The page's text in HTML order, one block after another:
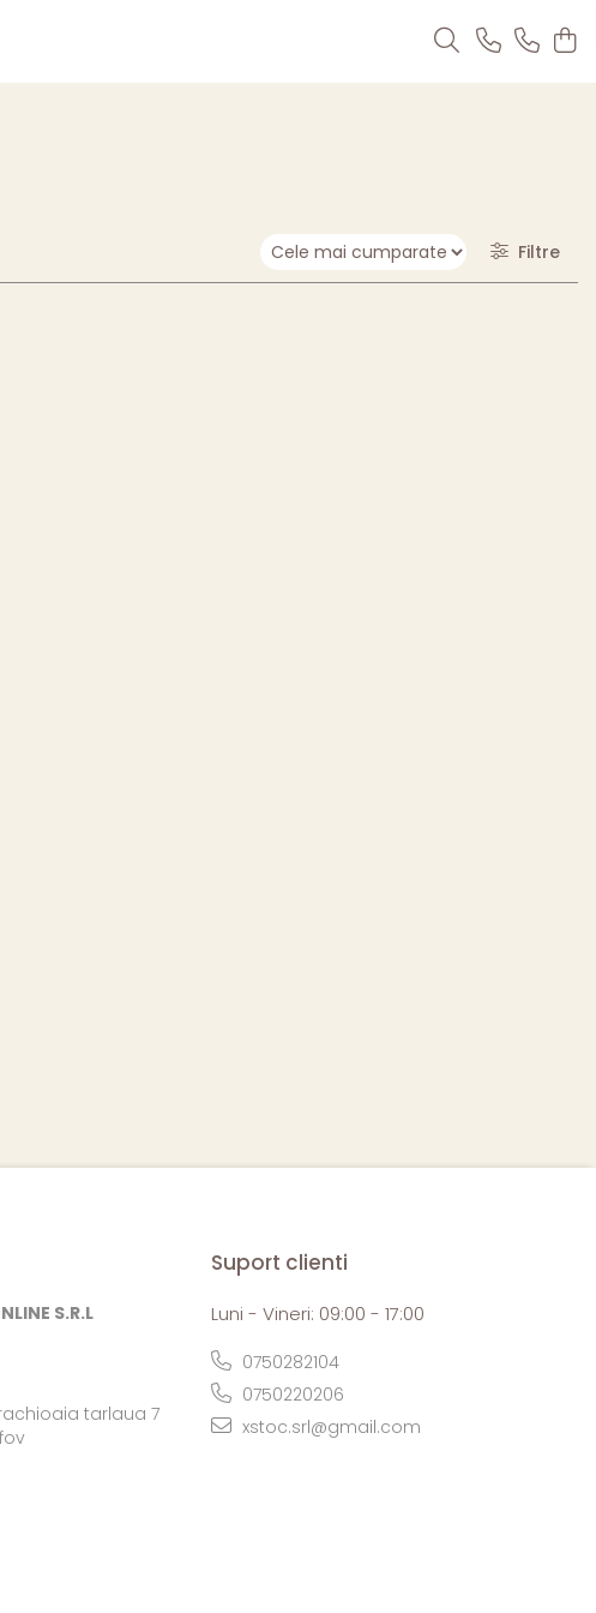
Filtre
S.R.L
tarlaua 7
Suport clienti
Luni - Vineri: 09:00 - 17:00
0750282104
0750220206
xstoc.srl@gmail.com